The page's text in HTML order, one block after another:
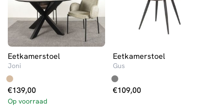
Eetkamerstoel
Joni
€139,00
Op voorraad
Eetkamerstoel
Gus
€109,00